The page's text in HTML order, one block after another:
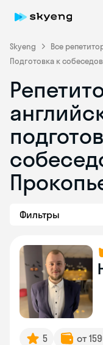
Skyeng Все
Подготовка к
Фильтры
5 от
Skyeng Chat